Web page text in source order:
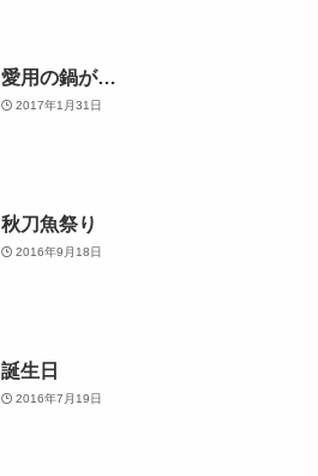
愛用の鍋が…
2017年1月31日
秋刀魚祭り
2016年9月18日
誕生日
2016年7月19日